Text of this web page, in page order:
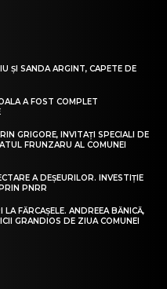
ȘI SANDA ARGINT, CAPETE DE
A FOST COMPLET
GRIGORE, INVITAȚI SPECIALI DE
FRUNZARU AL COMUNEI
A DEȘEURILOR. INVESTIȚIE
PNRR
LA FĂRCAȘELE. ANDREEA BĂNICĂ,
GRANDIOS DE ZIUA COMUNEI